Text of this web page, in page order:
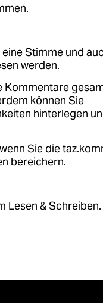
Stimme und
werden.
Kommentare
können Sie
hinterlegen
Sie die
bereichern.
Lesen & Schreiben.